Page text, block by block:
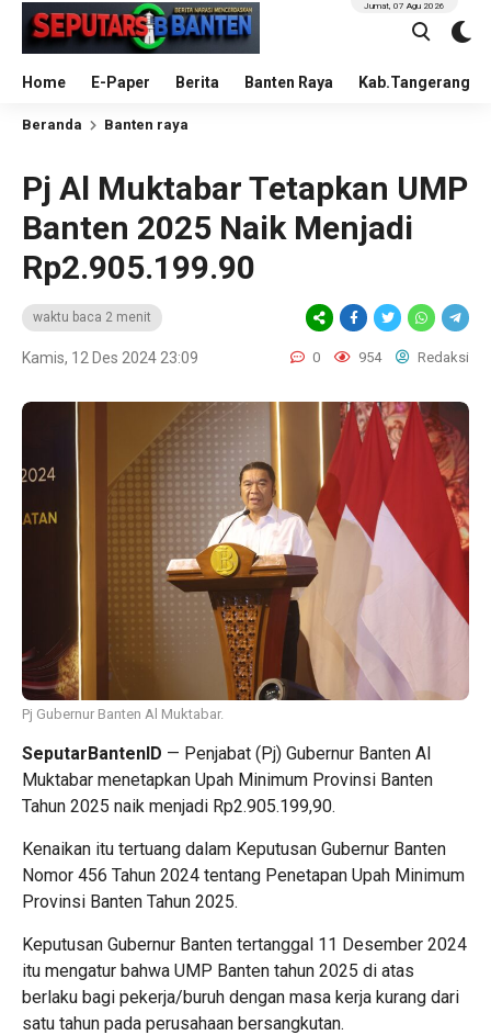
Home E-Paper Berita Banten Raya Kab.Tangerang
Jumat, 07 Agu 2026
Beranda Banten raya
Pj Al Muktabar Tetapkan UMP
Banten 2025 Naik Menjadi
Rp2.905.199.90
waktu baca 2 menit
Kamis, 12 Des 2024 23:09 0 954 Redaksi
Pj Gubernur Banten Al Muktabar.
SeputarBantenID — Penjabat (Pj) Gubernur Banten Al
Muktabar menetapkan Upah Minimum Provinsi Banten
Tahun 2025 naik menjadi Rp2.905.199,90.
Kenaikan itu tertuang dalam Keputusan Gubernur Banten
Nomor 456 Tahun 2024 tentang Penetapan Upah Minimum
Provinsi Banten Tahun 2025.
Keputusan Gubernur Banten tertanggal 11 Desember 2024
itu mengatur bahwa UMP Banten tahun 2025 di atas
berlaku bagi pekerja/buruh dengan masa kerja kurang dari
satu tahun pada perusahaan bersangkutan.